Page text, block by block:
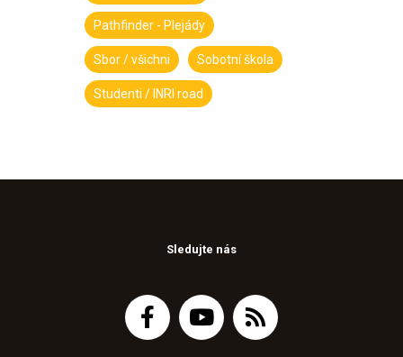
Pathfinder - Plejády
Sbor / všichni Sobotní škola
Studenti / INRI road
Sledujte nás